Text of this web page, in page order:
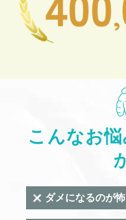
こんなお
ダメになるのが怖